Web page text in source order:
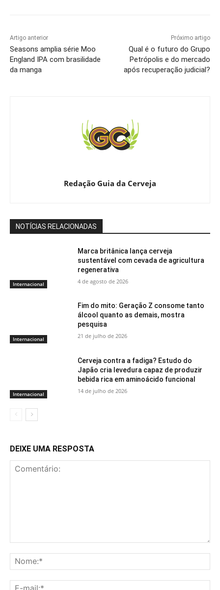
Artigo anterior
Seasons amplia série Moo
England IPA com brasilidade
da manga
Próximo artigo
Qual é o futuro do Grupo
Petrópolis e do mercado
após recuperação judicial?
Redação Guia da Cerveja
NOTÍCIAS RELACIONADAS
Internacional
Marca britânica lança cerveja
sustentável com cevada de agricultura
regenerativa
4 de agosto de 2026
Internacional
Fim do mito: Geração Z consome tanto
álcool quanto as demais, mostra
pesquisa
21 de julho de 2026
Internacional
Cerveja contra a fadiga? Estudo do
Japão cria levedura capaz de produzir
bebida rica em aminoácido funcional
14 de julho de 2026
DEIXE UMA RESPOSTA